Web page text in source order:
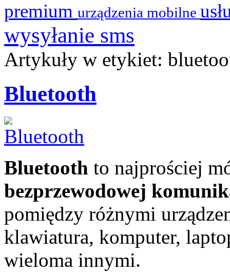
premium urządzenia mobilne
wysyłanie sms
Artykuły w etykiet:
Bluetooth
Bluetooth to najprościej
bezprzewodowej
pomiędzy różnymi
klawiatura, komputer,
wieloma innymi.